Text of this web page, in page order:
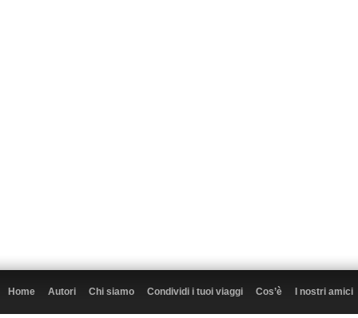
Home Autori Chi siamo Condividi i tuoi viaggi Cos’è I nostri amici